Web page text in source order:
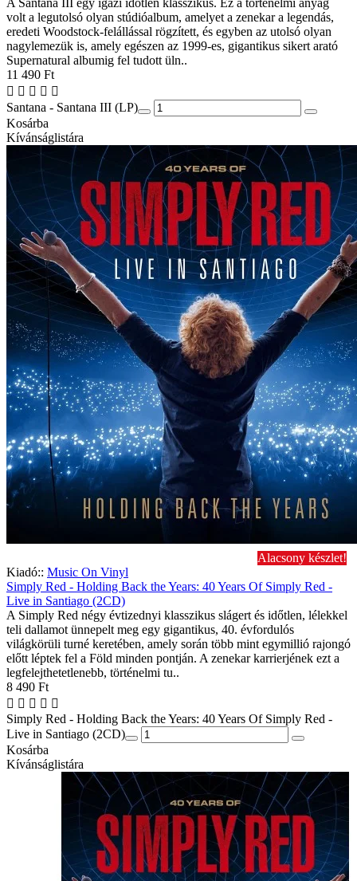
A Santana III egy igazi időtlen klasszikus. Ez a történelmi anyag
volt a legutolsó olyan stúdióalbum, amelyet a zenekar a legendás,
eredeti Woodstock-felállással rögzített, és egyben az utolsó olyan
nagylemezük is, amely egészen az 1999-es, gigantikus sikert arató
Supernatural albumig fel tudott üln..
11 490 Ft
Santana - Santana III (LP)
Kosárba
Kívánságlistára
Alacsony készlet!
Kiadó:: Music On Vinyl
Simply Red - Holding Back the Years: 40 Years Of Simply Red -
Live in Santiago (2CD)
A Simply Red négy évtizednyi klasszikus slágert és időtlen, lélekkel
teli dallamot ünnepelt meg egy gigantikus, 40. évfordulós
világkörüli turné keretében, amely során több mint egymillió rajongó
előtt léptek fel a Föld minden pontján. A zenekar karrierjének ezt a
legfelejthetetlenebb, történelmi tu..
8 490 Ft
Simply Red - Holding Back the Years: 40 Years Of Simply Red -
Live in Santiago (2CD)
Kosárba
Kívánságlistára